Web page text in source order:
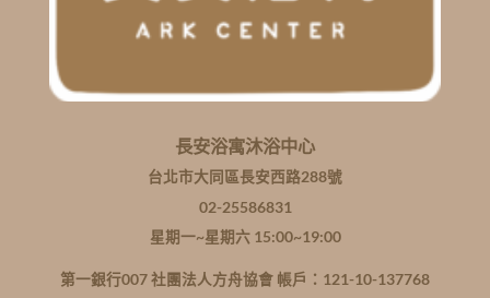
長安浴寓沐浴中心
台北市大同區長安西路288號
02-25586831
星期一~星期六 15:00~19:00
第一銀行007 社團法人方舟協會 帳戶：121-10-137768